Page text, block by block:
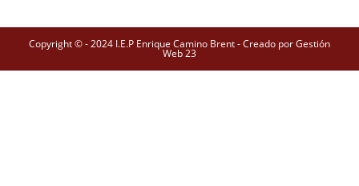
Copyright © - 2024 I.E.P Enrique Camino Brent - Creado por Gestión
Web 23